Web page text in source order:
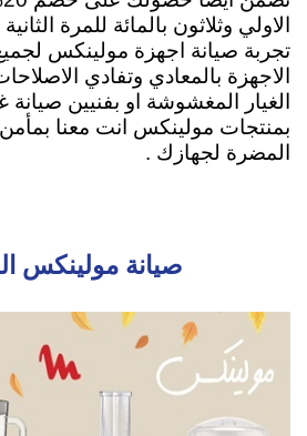
الاولي وثلاثون بالمائة للمرة
تجربة صيانة اجهزة مولينكس
الاجهزة بالمعادي وتفادي
الغيار المغشوشة او بفنيين
بمنتجات مولينكس انت معنا
المضرة لجهازك .
صيانة مولينكس